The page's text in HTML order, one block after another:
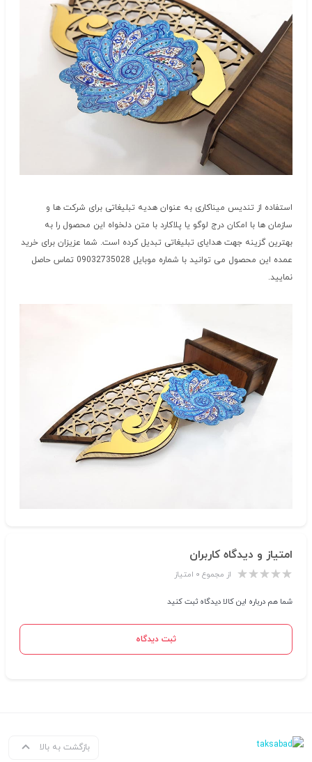
استفاده از تندیس میناکاری به عنوان هدیه تبلیغاتی برای شرکت ها و
سازمان ها با امکان درج لوگو یا پلاکارد با متن دلخواه این محصول را به
بهترین گزینه جهت هدایای تبلیغاتی تبدیل کرده است. شما عزیزان برای خرید
عمده این محصول می توانید با شماره موبایل 09032735028 تماس حاصل
نمایید.
امتیاز و دیدگاه کاربران
از مجموع ۰ امتیاز
شما هم درباره این کالا دیدگاه ثبت کنید
ثبت دیدگاه
بازگشت به بالا